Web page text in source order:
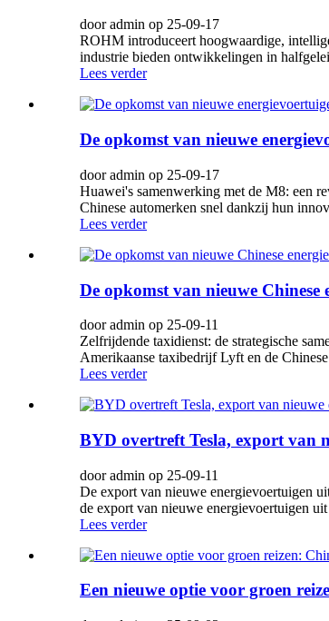
door admin op 25-09-17
ROHM introduceert hoogwaardige,
industrie bieden ontwikkelingen in
Lees verder
De opkomst van nieuwe
door admin op 25-09-17
Huawei's samenwerking met de M8: een
Chinese automerken snel dankzij hun
Lees verder
De opkomst van nieuwe
door admin op 25-09-11
Zelfrijdende taxidienst: de strategische
Amerikaanse taxibedrijf Lyft en de
Lees verder
BYD overtreft Tesla, export van
door admin op 25-09-11
De export van nieuwe energievoertuigen
de export van nieuwe energievoertuigen
Lees verder
Een nieuwe optie voor groen